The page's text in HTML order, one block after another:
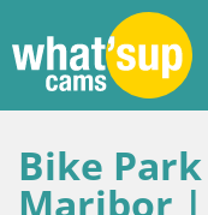
Bike
Maribor |